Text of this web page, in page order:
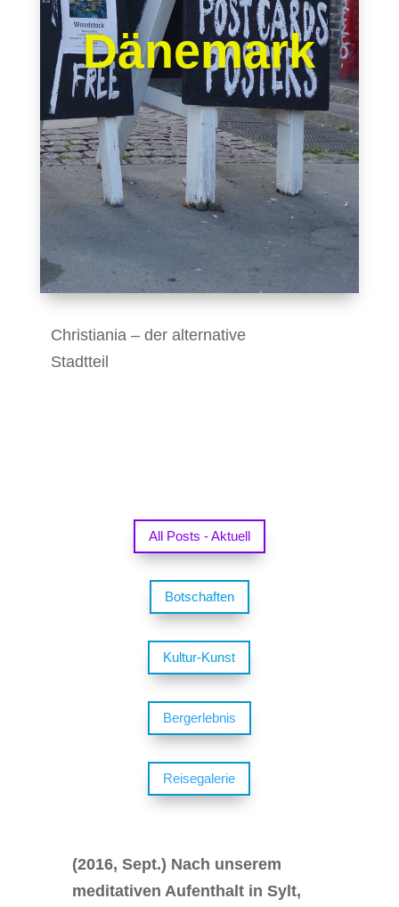
Dänemark
Christiania – der alternative
Stadtteil
All Posts - Aktuell
Botschaften
Kultur-Kunst
Bergerlebnis
Reisegalerie
(2016, Sept.) Nach unserem
meditativen Aufenthalt in Sylt,